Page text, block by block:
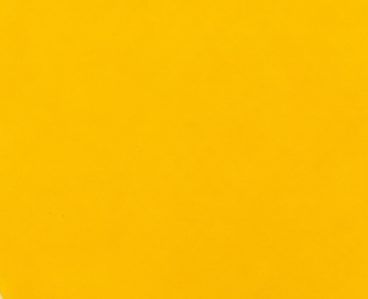
az Európai Unió országain belül
és ezeknek a felhasználó
tárolásához a felhasználók hozzájárulását